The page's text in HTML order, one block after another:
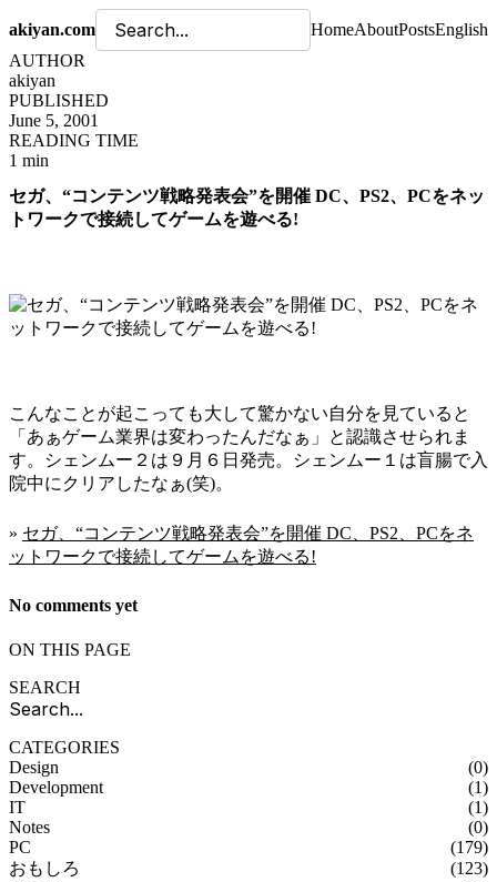
akiyan.com HomeAboutPostsEnglish
AUTHOR
akiyan
PUBLISHED
June 5, 2001
READING TIME
1 min
セガ、“コンテンツ戦略発表会”を開催 DC、PS2、PCをネッ
トワークで接続してゲームを遊べる!
こんなことが起こっても大して驚かない自分を見ていると
「あぁゲーム業界は変わったんだなぁ」と認識させられま
す。シェンムー２は９月６日発売。シェンムー１は盲腸で入
院中にクリアしたなぁ(笑)。
» セガ、“コンテンツ戦略発表会”を開催 DC、PS2、PCをネ
ットワークで接続してゲームを遊べる!
No comments yet
ON THIS PAGE
SEARCH
CATEGORIES
Design
(0)
Development
(1)
IT
(1)
Notes
(0)
PC
(179)
おもしろ
(123)